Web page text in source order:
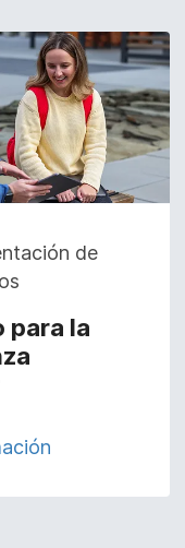
de
para la